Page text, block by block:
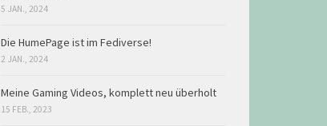
5 JAN., 2024
Die HumePage ist im Fediverse!
2 JAN., 2024
Meine Gaming Videos, komplett neu überholt
15 FEB., 2023